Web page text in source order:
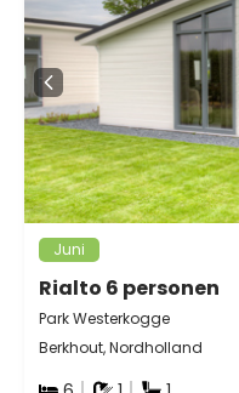
Juni
Rialto 6 personen
Park Westerkogge
Berkhout, Nordholland